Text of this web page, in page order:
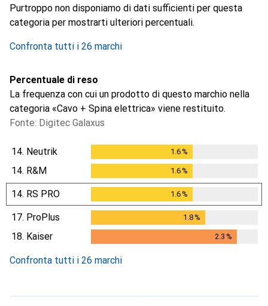
Purtroppo non disponiamo di dati sufficienti per questa
categoria per mostrarti ulteriori percentuali.
Confronta tutti i 26 marchi
Percentuale di reso
La frequenza con cui un prodotto di questo marchio nella
categoria «Cavo + Spina elettrica» viene restituito.
Fonte: Digitec Galaxus
14. Neutrik 1.6%
14. R&M 1.6%
14. RS PRO 1.6%
17. ProPlus 1.8%
18. Kaiser 2.3 %
Confronta tutti i 26 marchi